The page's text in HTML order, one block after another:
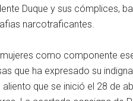
Duque y sus cómplices,
narcotraficantes.
como componente
que ha expresado su
que se inició el 28 de